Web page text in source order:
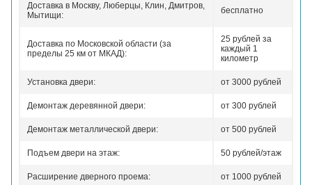
Доставка в Москву, Люберцы, Клин, Дмитров,
Мытищи:
бесплатно
Доставка по Московской области (за
пределы 25 км от МКАД):
25 рублей за
каждый 1
километр
Установка двери: от 3000 рублей
Демонтаж деревянной двери: от 300 рублей
Демонтаж металлической двери: от 500 рублей
Подъем двери на этаж: 50 рублей/этаж
Расширение дверного проема: от 1000 рублей